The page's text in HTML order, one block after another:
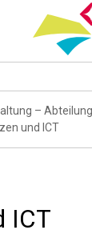
–
und ICT
ICT